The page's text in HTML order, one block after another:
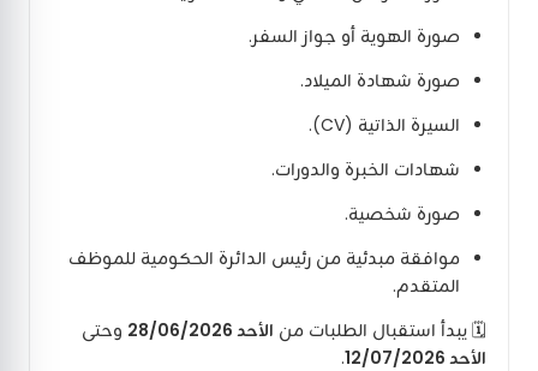
صورة الهوية أو جواز السفر.
صورة شهادة الميلاد.
السيرة الذاتية (CV).
شهادات الخبرة والدورات.
صورة شخصية.
موافقة مبدئية من رئيس الدائرة الحكومية للموظف
المتقدم.
🗓️ يبدأ استقبال الطلبات من الأحد 28/06/2026
وحتى
الأحد 12/07/2026
.